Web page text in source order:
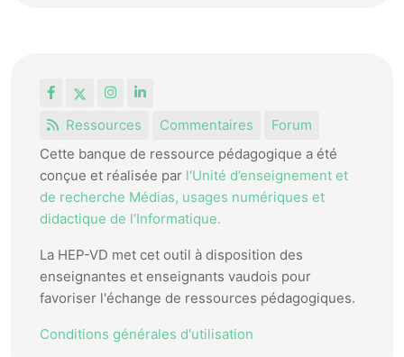
FacebookInstagram
LinkedIn
Ressources
Commentaires
Forum
Cette banque de ressource pédagogique a été
conçue et réalisée par l'Unité d’enseignement et
de recherche Médias, usages numériques et
didactique de l’Informatique.
La HEP-VD met cet outil à disposition des
enseignantes et enseignants vaudois pour
favoriser l'échange de ressources pédagogiques.
Conditions générales d'utilisation